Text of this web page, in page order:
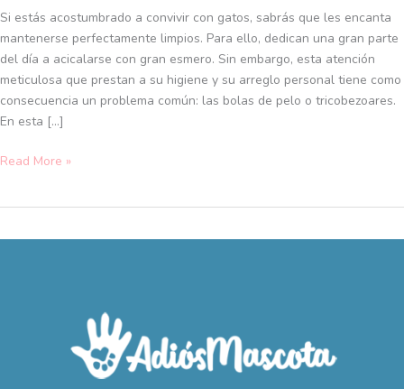
Si estás acostumbrado a convivir con gatos, sabrás que les encanta
mantenerse perfectamente limpios. Para ello, dedican una gran parte
del día a acicalarse con gran esmero. Sin embargo, esta atención
meticulosa que prestan a su higiene y su arreglo personal tiene como
consecuencia un problema común: las bolas de pelo o tricobezoares.
En esta […]
tratamiento
y
consejos
de
prevención
Read More »